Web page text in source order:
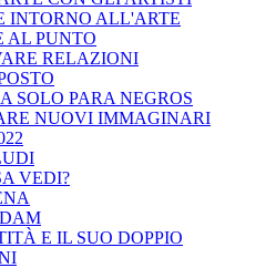
INTORNO ALL'ARTE
AL PUNTO
RELAZIONI
SOLO PARA NEGROS
NUOVI IMMAGINARI
VEDI?
E IL SUO DOPPIO